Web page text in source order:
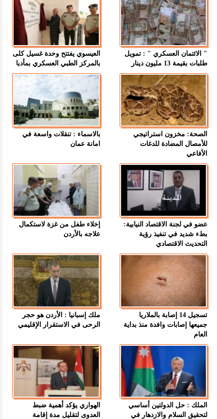
" الائتمان العسكري " : تمويل
طلبات بقيمة 13 مليون دينار
العيسوي يفتتح وحدة غسيل كلى
بالمركز الطبي العسكري بمأدبا
الصحة: مخزون استراتيجي
للأمصال المضادة للدغات
الأفاعي
بالاسماء : تنقلات واسعة في
امانة عمان
عضو في لجنة الاقتصاد النيابية:
بطء شديد في تنفيذ رؤية
التحديث الاقتصادي
إخلاء طفل من غزة لاستكمال
علاجه بالأردن
تسجيل 14 إصابة بالملاريا
جميعها إصابات وافدة منذ بداية
العام
ملك إسبانيا : الأردن هو حجر
الرحى في الاستقرار الإقليمي
الملك : حل الدولتين أساسي
لتحقيق السلام والازدهار في
الهواري يؤكد أهمية ضبط
العدوى لتقليل مدة إقامة